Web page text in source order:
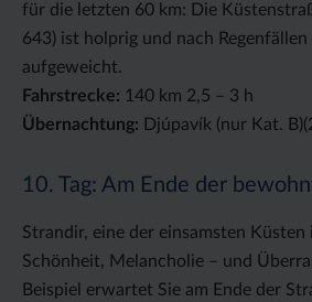
für die letzten 60 km: Die
643) ist holprig und nach
aufgeweicht.
Fahrstrecke: 140 km 2,5 – 3 h
Übernachtung: Djúpavík (nur Kat.
10. Tag: Am Ende der
Strandir, eine der einsamsten
Schönheit, Melancholie – und
Beispiel erwartet Sie am Ende der